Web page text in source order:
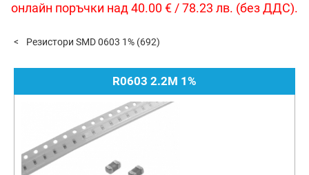
онлайн поръчки над 40.00 € / 78.23 лв. (без ДДС).
Резистори SMD 0603 1% (692)
R0603 2.2M 1%